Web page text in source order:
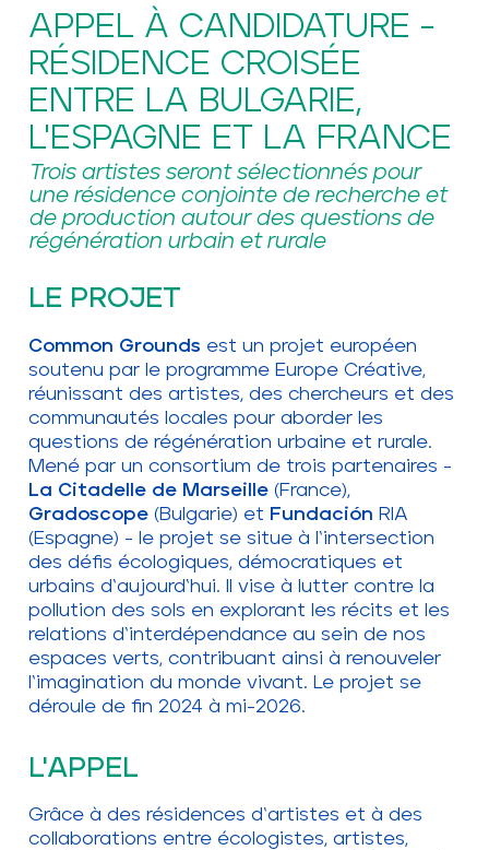
APPEL À CANDIDATURE -
RÉSIDENCE CROISÉE
ENTRE LA BULGARIE,
L'ESPAGNE ET LA FRANCE
Trois artistes seront sélectionnés pour
une résidence conjointe de recherche et
de production autour des questions de
régénération urbain et rurale
LE PROJET
Common Grounds est un projet européen
soutenu par le programme Europe Créative,
réunissant des artistes, des chercheurs et des
communautés locales pour aborder les
questions de régénération urbaine et rurale.
Mené par un consortium de trois partenaires -
La Citadelle de Marseille (France),
Gradoscope(Bulgarie) et Fundación RIA
(Espagne) - le projet se situe à l‘intersection
des défis écologiques, démocratiques et
urbains d‘aujourd‘hui. Il vise à lutter contre la
pollution des sols en explorant les récits et les
relations d‘interdépendance au sein de nos
espaces verts, contribuant ainsi à renouveler
l‘imagination du monde vivant. Le projet se
déroule de fin 2024 à mi-2026.
L'APPEL
Grâce à des résidences d‘artistes et à des
collaborations entre écologistes, artistes,